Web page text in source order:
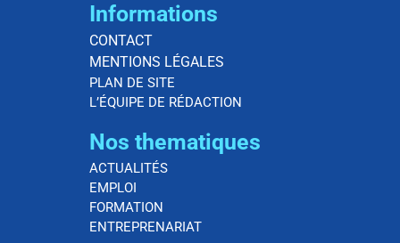
Informations
CONTACT
MENTIONS LÉGALES
PLAN DE SITE
L’ÉQUIPE DE RÉDACTION
Nos thematiques
ACTUALITÉS
EMPLOI
FORMATION
ENTREPRENARIAT